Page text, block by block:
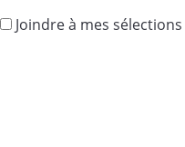
Joindre à mes sélections